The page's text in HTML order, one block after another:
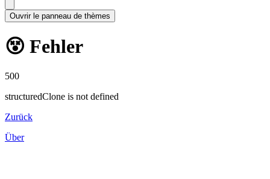
Ouvrir le panneau de thèmes
😵 Fehler
500
structuredClone is not defined
Zurück
Über